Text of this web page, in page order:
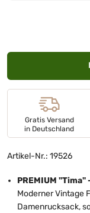
Gratis Versand
in Deutschland
Artikel-Nr.: 19526
PREMIUM "Tima"
Moderner Vintage
Damenrucksack,